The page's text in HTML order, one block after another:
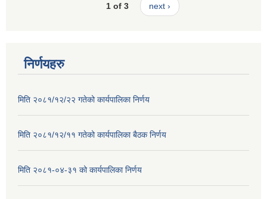
1 of 3 next ›
निर्णयहरु
मिति २०८१/१२/२२ गतेको कार्यपालिका निर्णय
मिति २०८१/१२/११ गतेको कार्यपालिका बैठक निर्णय
मिति २०८१-०४-३१ को कार्यपालिका निर्णय